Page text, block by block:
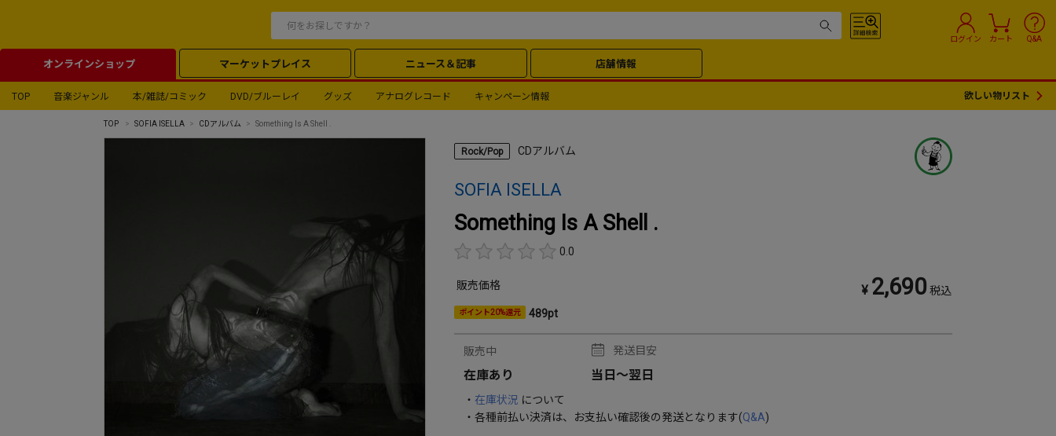
ログイン カート Q&A
オンラインショップ マーケットプレイス ニュース＆記事 店舗情報
TOP 音楽ジャンル 本/雑誌/コミック DVD/ブルーレイ グッズ アナログレコード キャンペーン情報 欲しい物リスト
TOP SOFIA ISELLA CDアルバム Something Is A Shell .
Rock/Pop CDアルバム
SOFIA ISELLA
Something Is A Shell .
0.0
販売価格 ¥ 2,690 税込
ポイント20%還元 489pt
販売中
在庫あり
発送目安
当日～翌日
・ 在庫状況 について
・各種前払い決済は、お支払い確認後の発送となります(Q&A)